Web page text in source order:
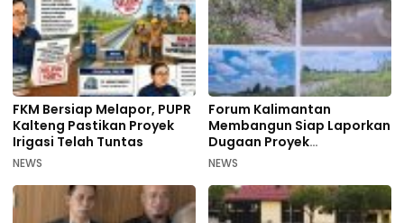
FKM Bersiap Melapor, PUPR
Kalteng Pastikan Proyek
Irigasi Telah Tuntas
NEWS
Forum Kalimantan
Membangun Siap Laporkan
Dugaan Proyek
Bermasalah PUPR Kalteng
NEWS